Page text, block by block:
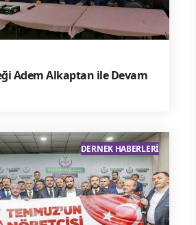
Adem Alkaptan ile Devam
DERNEK HABERLERI